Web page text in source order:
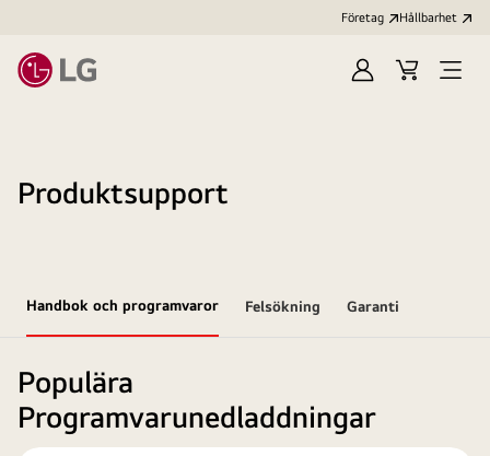
Företag Hållbarhet
LoggaKundvagn
Produktsupport
Handbok och programvaror Felsökning Garanti
Populära
Programvarunedladdningar